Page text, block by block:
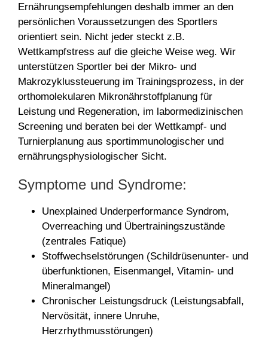
Ernährungsempfehlungen deshalb immer an den
persönlichen Voraussetzungen des Sportlers
orientiert sein. Nicht jeder steckt z.B.
Wettkampfstress auf die gleiche Weise weg. Wir
unterstützen Sportler bei der Mikro- und
Makrozyklussteuerung im Trainingsprozess, in der
orthomolekularen Mikronährstoffplanung für
Leistung und Regeneration, im labormedizinischen
Screening und beraten bei der Wettkampf- und
Turnierplanung aus sportimmunologischer und
ernährungsphysiologischer Sicht.
Symptome und Syndrome:
Unexplained Underperformance Syndrom,
Overreaching und Übertrainingszustände
(zentrales Fatique)
Stoffwechselstörungen (Schildrüsenunter- und
überfunktionen, Eisenmangel, Vitamin- und
Mineralmangel)
Chronischer Leistungsdruck (Leistungsabfall,
Nervösität, innere Unruhe,
Herzrhythmusstörungen)